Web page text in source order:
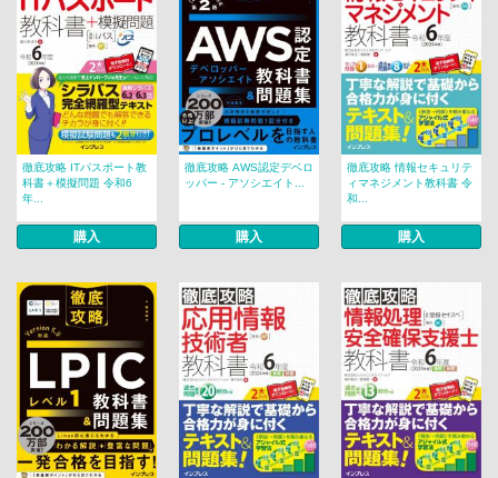
徹底攻略 ITパスポート教
科書＋模擬問題 令和6
年...
購入
徹底攻略 AWS認定デベロ
ッパー - アソシエイト...
購入
徹底攻略 情報セキュリテ
ィマネジメント教科書 令
和...
購入